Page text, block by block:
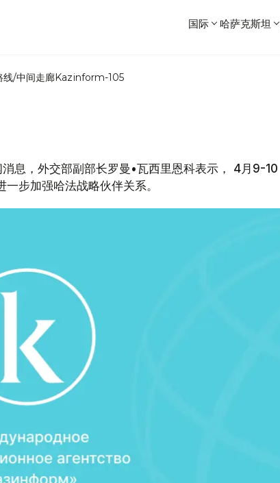
国际 哈萨克斯坦
线/中间走廊Kazinform-105
息，外交部副部长罗曼•瓦西里恩科表示， 4月9-10
步加强哈法战略伙伴关系。